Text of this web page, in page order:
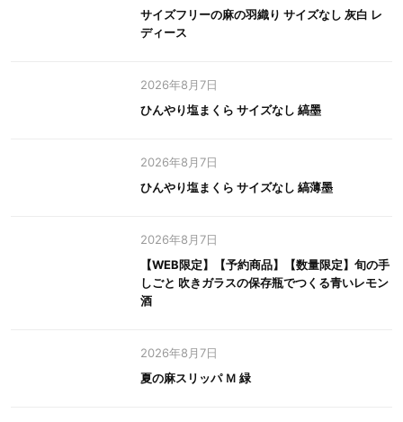
サイズフリーの麻の羽織り サイズなし 灰白 レ
ディース
2026年8月7日
ひんやり塩まくら サイズなし 縞墨
2026年8月7日
ひんやり塩まくら サイズなし 縞薄墨
2026年8月7日
【WEB限定】【予約商品】【数量限定】旬の手
しごと 吹きガラスの保存瓶でつくる青いレモン
酒
2026年8月7日
夏の麻スリッパ Ｍ 緑